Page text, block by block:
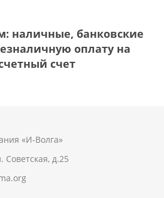
наличные, банковские
оплату на
счет
«И-Волга»
Советская, д.25